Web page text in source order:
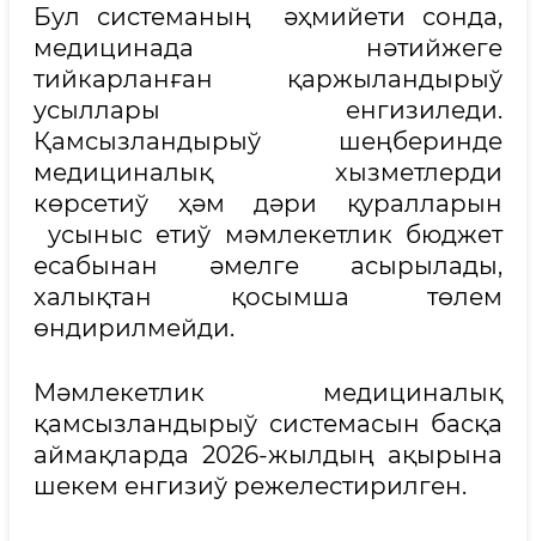
Бул системаның әҳмийети сонда,
медицинада нәтийжеге
тийкарланған қаржыландырыў
усыллары енгизиледи.
Қамсызландырыў шеңберинде
медициналық хызметлерди
көрсетиў ҳәм дәри қуралларын
усыныс етиў мәмлекетлик бюджет
есабынан әмелге асырылады,
халықтан қосымша төлем
өндирилмейди.
Мәмлекетлик медициналық
қамсызландырыў системасын басқа
аймақларда 2026-жылдың ақырына
шекем енгизиў режелестирилген.